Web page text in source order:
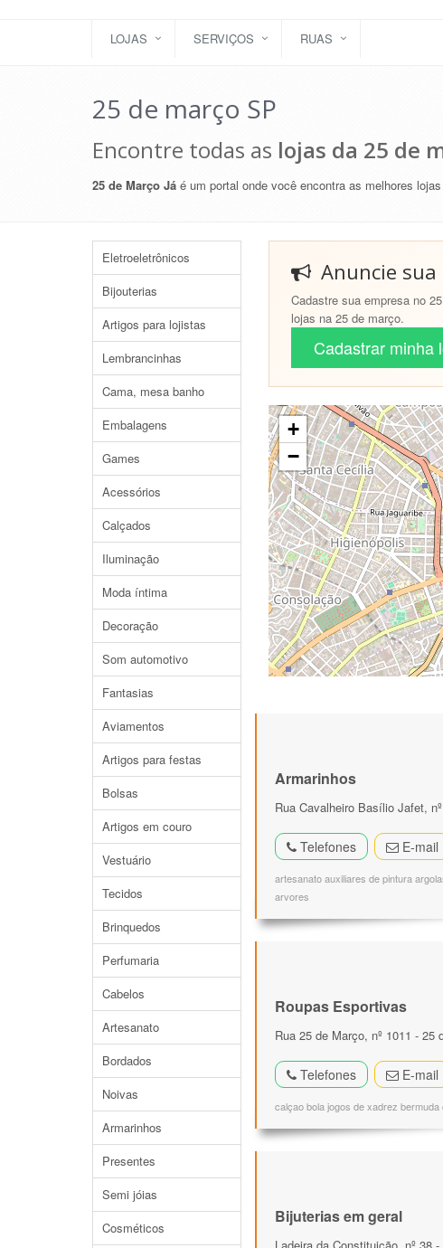
LOJAS SERVIÇOS RUAS
25 de março SP
Encontre todas as lojas da 25 de
25 de Março Já é um portal onde você encontra as melhores
Eletroeletrônicos
Bijouterias
Artigos para lojistas
Lembrancinhas
Cama, mesa banho
Embalagens
Games
Acessórios
Calçados
Iluminação
Moda íntima
Decoração
Som automotivo
Fantasias
Aviamentos
Artigos para festas
Bolsas
Artigos em couro
Vestuário
Tecidos
Brinquedos
Perfumaria
Cabelos
Artesanato
Bordados
Noivas
Armarinhos
Presentes
Semi jóias
Cosméticos
Anuncie
Cadastre sua empresa no
lojas na 25 de março.
Cadastrar minha
+
−
Armarinhos
Rua Cavalheiro Basílio Jafet,
Telefones E-mail
artesanato auxiliares de pintura
arvores
Roupas Esportivas
Rua 25 de Março, nº 1011 -
Telefones E-mail
calçao bola jogos de xadrez
Bijuterias em geral